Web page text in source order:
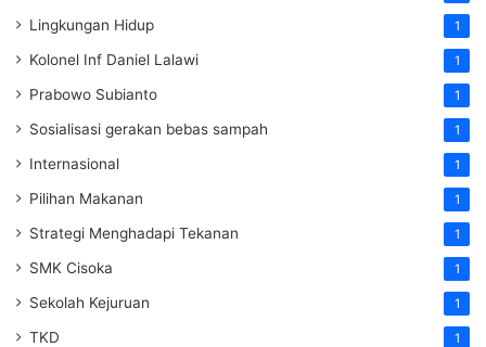
Lingkungan Hidup 1
Kolonel Inf Daniel Lalawi 1
Prabowo Subianto 1
Sosialisasi gerakan bebas sampah 1
Internasional 1
Pilihan Makanan 1
Strategi Menghadapi Tekanan 1
SMK Cisoka 1
Sekolah Kejuruan 1
TKD 1